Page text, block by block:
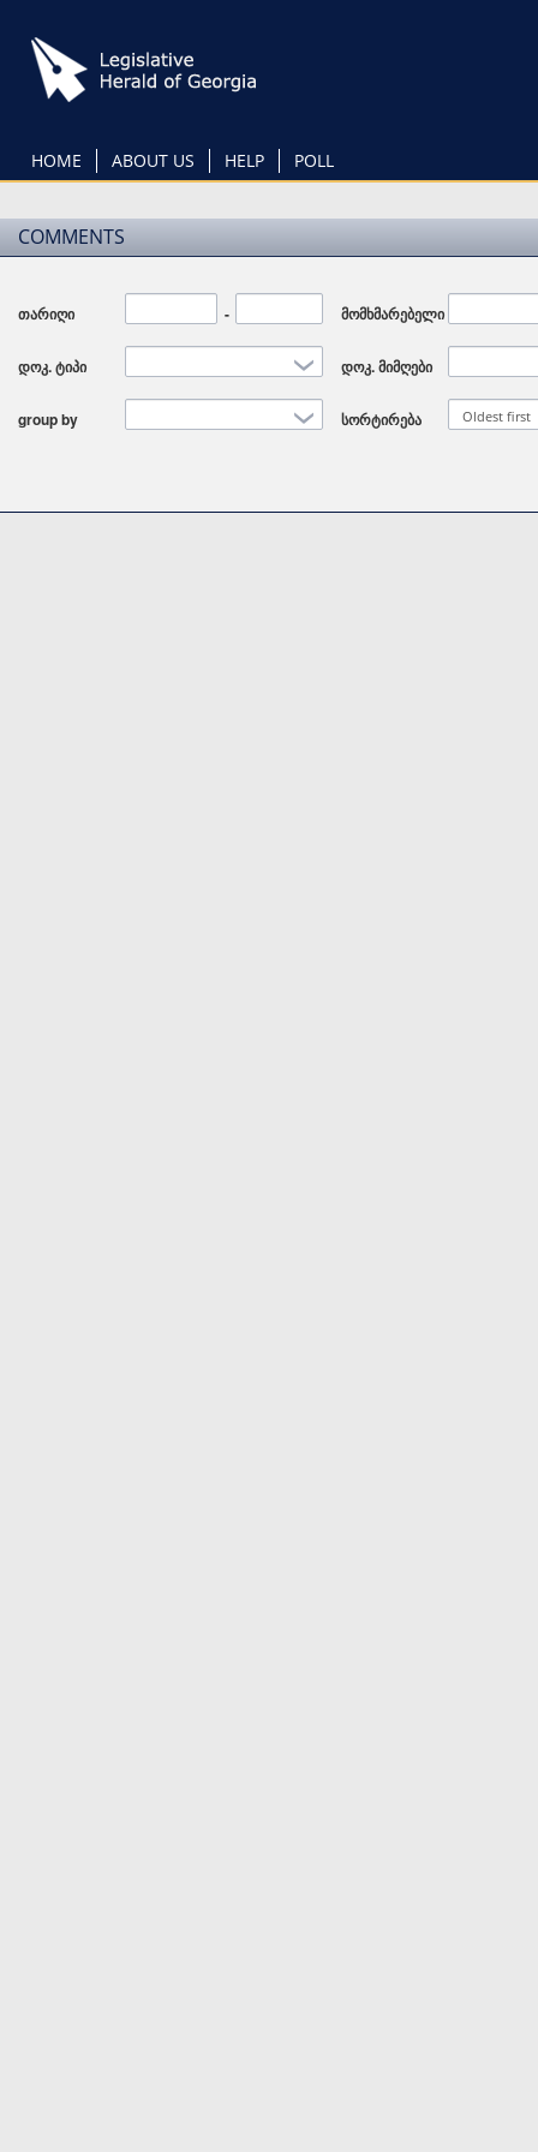
main
content
HOME ABOUT US HELP POLL
COMMENTS
თარიღი - მომხმარებელი
დოკ. ტიპი დოკ. მიმღები
group by სორტირება Oldest first